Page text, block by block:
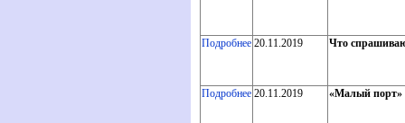
Подробнее 20.11.2019 Что
Подробнее 20.11.2019 «Малый порт»